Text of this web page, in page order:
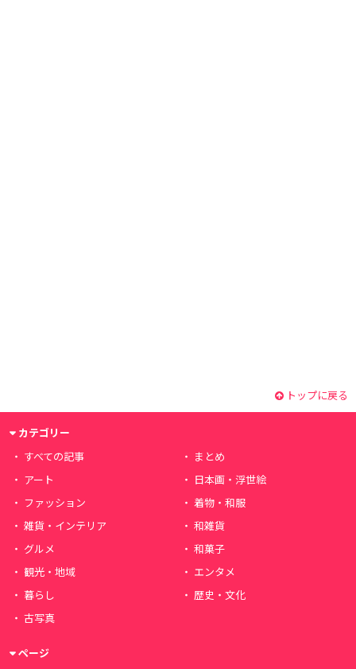
トップに戻る
カテゴリー
すべての記事
まとめ
アート
日本画・浮世絵
ファッション
着物・和服
雑貨・インテリア
和雑貨
グルメ
和菓子
観光・地域
エンタメ
暮らし
歴史・文化
古写真
ページ